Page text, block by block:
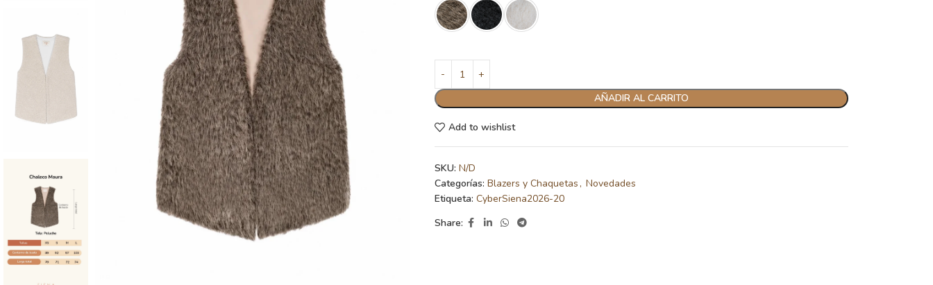
AÑADIR AL CARRITO
Add to wishlist
SKU: N/D
Categorías: Blazers y Chaquetas , Novedades
Etiqueta: CyberSiena2026-20
Share: